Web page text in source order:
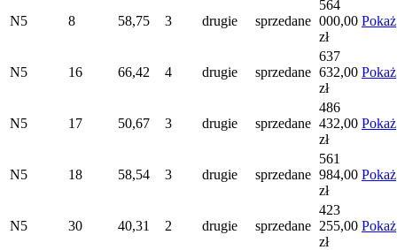
N5 8 58,75 3 drugie sprzedane
564
000,00
zł
Pokaż
N5 16 66,42 4 drugie sprzedane
637
632,00
zł
Pokaż
N5 17 50,67 3 drugie sprzedane
486
432,00
zł
Pokaż
N5 18 58,54 3 drugie sprzedane
561
984,00
zł
Pokaż
N5 30 40,31 2 drugie sprzedane
423
255,00
zł
Pokaż